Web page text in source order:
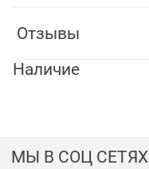
Отзывы
Наличие
МЫ В СОЦ СЕТЯХ